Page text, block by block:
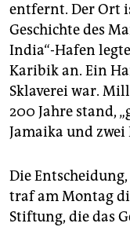
entfernt. Der Ort
Geschichte des
India“-Hafen
Karibik an. Ein
Sklaverei war.
200 Jahre stand,
Jamaika und zwei
Die
traf am Montag
Stiftung, die das